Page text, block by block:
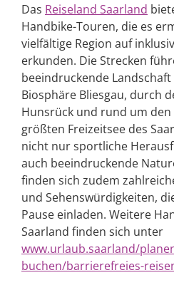
Das Reiseland Saarland
Handbike-Touren, die es
vielfältige Region auf
erkunden. Die Strecken
beeindruckende Landschaft
Biosphäre Bliesgau, durch
Hunsrück und rund um den
größten Freizeitsee des
nicht nur sportliche
auch beeindruckende
finden sich zudem
und Sehenswürdigkeiten,
Pause einladen. Weitere
Saarland finden sich unter
www.urlaub.saarland/
buchen/barrierefreies-